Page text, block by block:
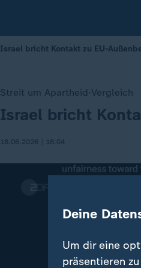
Israel bricht Kontakt zu EU-
Streit um Apartheid-Vergleich
:Israel bricht
18.06.2026 | 16:04
Deine
Um dir eine
präsentieren